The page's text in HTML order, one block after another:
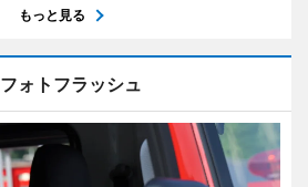
もっと見る
フォトフラッシュ